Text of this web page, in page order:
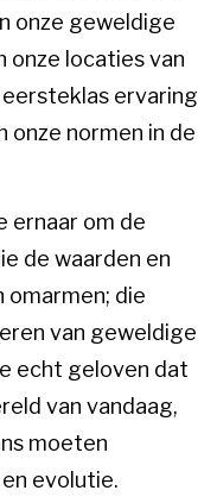
onze geweldige
onze locaties van
ervaring
onze normen in de
ernaar om de
de waarden en
omarmen; die
van geweldige
echt geloven dat
van vandaag,
moeten
evolutie.